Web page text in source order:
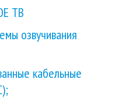
ТВ
озвучивания
кабельные